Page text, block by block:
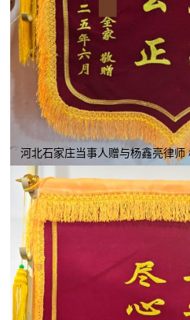
河北石家庄当事人赠与杨鑫亮律师